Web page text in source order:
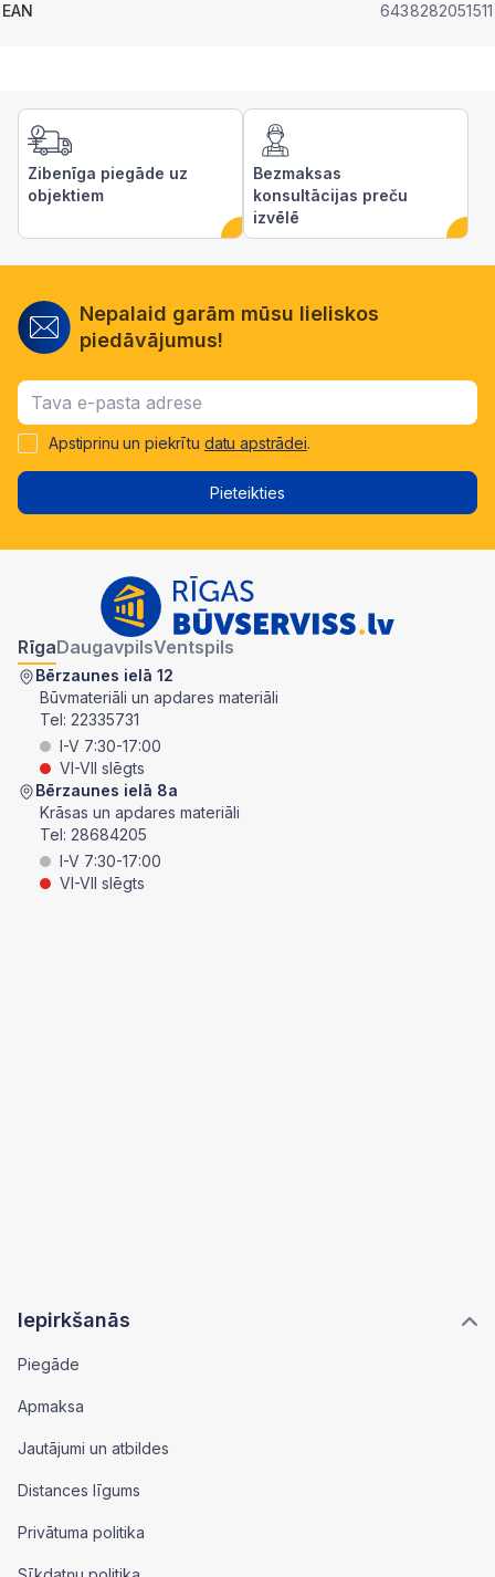
EAN
6438282051511
Zibenīga piegāde uz
objektiem
Bezmaksas
konsultācijas preču
izvēlē
Nepalaid garām mūsu lieliskos
piedāvājumus!
Apstiprinu un piekrītu datu apstrādei.
Pieteikties
Iepirkšanās
Piegāde
Apmaksa
Jautājumi un atbildes
Distances līgums
Privātuma politika
RīgaDaugavpilsVentspils
Bērzaunes ielā 12
Būvmateriāli un apdares materiāli
Tel: 22335731
I-V 7:30-17:00
VI-VII slēgts
Bērzaunes ielā 8a
Krāsas un apdares materiāli
Tel: 28684205
I-V 7:30-17:00
VI-VII slēgts